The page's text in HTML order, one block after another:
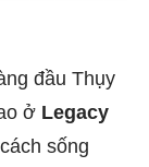
đầu Thụy
ở Legacy
sống